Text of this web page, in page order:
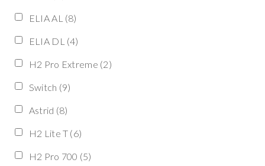
ELIA AL (8)
ELIA DL (4)
H2 Pro Extreme (2)
Switch (9)
Astrid (8)
H2 Lite T (6)
H2 Pro 700 (5)